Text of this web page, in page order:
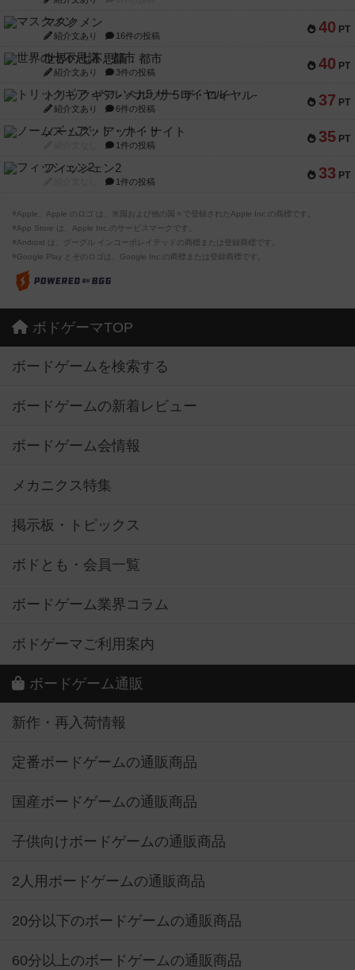
40 PT
マスクメン
紹介文あり 16件の投稿
40 PT
世界の七不思議：都市
紹介文あり 3件の投稿
37 PT
トリックギア - ペルソナ5 ザ・ロイヤル-
紹介文あり 6件の投稿
35 PT
ノームズ・アット・ナイト
1件の投稿
33 PT
フィッシェン2
1件の投稿
※Apple、Apple のロゴ は、米国および他の国々で登録されたApple Inc.の商標です。
※App Store は、Apple Inc.のサービスマークです。
※Android は、グーグル インコーポレイテッドの商標または登録商標です。
※Google Play とそのロゴは、Google Inc.の商標または登録商標です。
ボドゲーマTOP
ボードゲームを検索する
ボードゲームの新着レビュー
ボードゲーム会情報
メカニクス特集
掲示板・トピックス
ボドとも・会員一覧
ボードゲーム業界コラム
ボドゲーマご利用案内
ボードゲーム通販
新作・再入荷情報
定番ボードゲームの通販商品
国産ボードゲームの通販商品
子供向けボードゲームの通販商品
2人用ボードゲームの通販商品
20分以下のボードゲームの通販商品
60分以上のボードゲームの通販商品